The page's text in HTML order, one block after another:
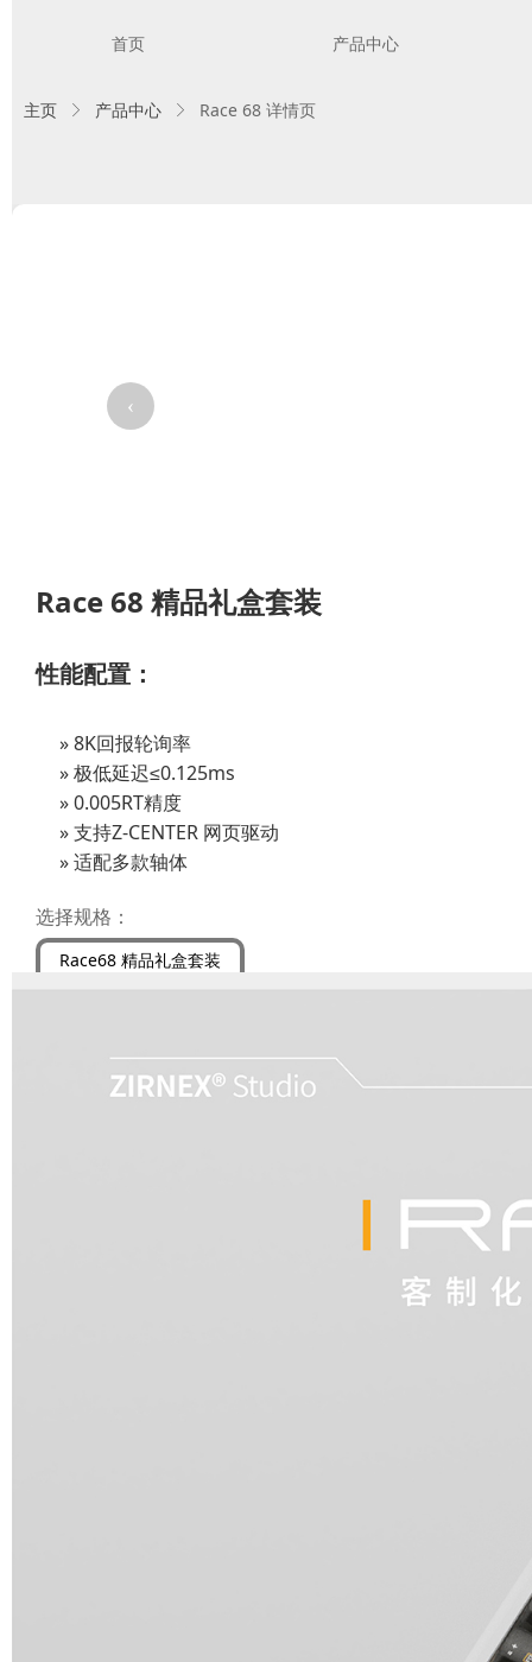
首页 产品中心
主页 ꁕ 产品中心 ꁕ Race 68 详情页
‹
Race 68 精品礼盒套装
性能配置：
8K回报轮询率
极低延迟≤0.125ms
0.005RT精度
支持Z-CENTER 网页驱动
适配多款轴体
选择规格：
Race68 精品礼盒套装
立即购买 更换定位板教程